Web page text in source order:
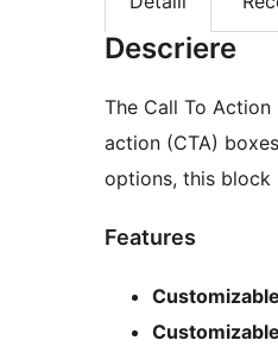
Descriere
The Call To
action (CTA)
options, this block
Features